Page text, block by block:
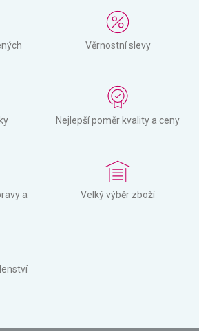
Věrnostní slevy
Nejlepší poměr kvality a ceny
a
Velký výběr zboží